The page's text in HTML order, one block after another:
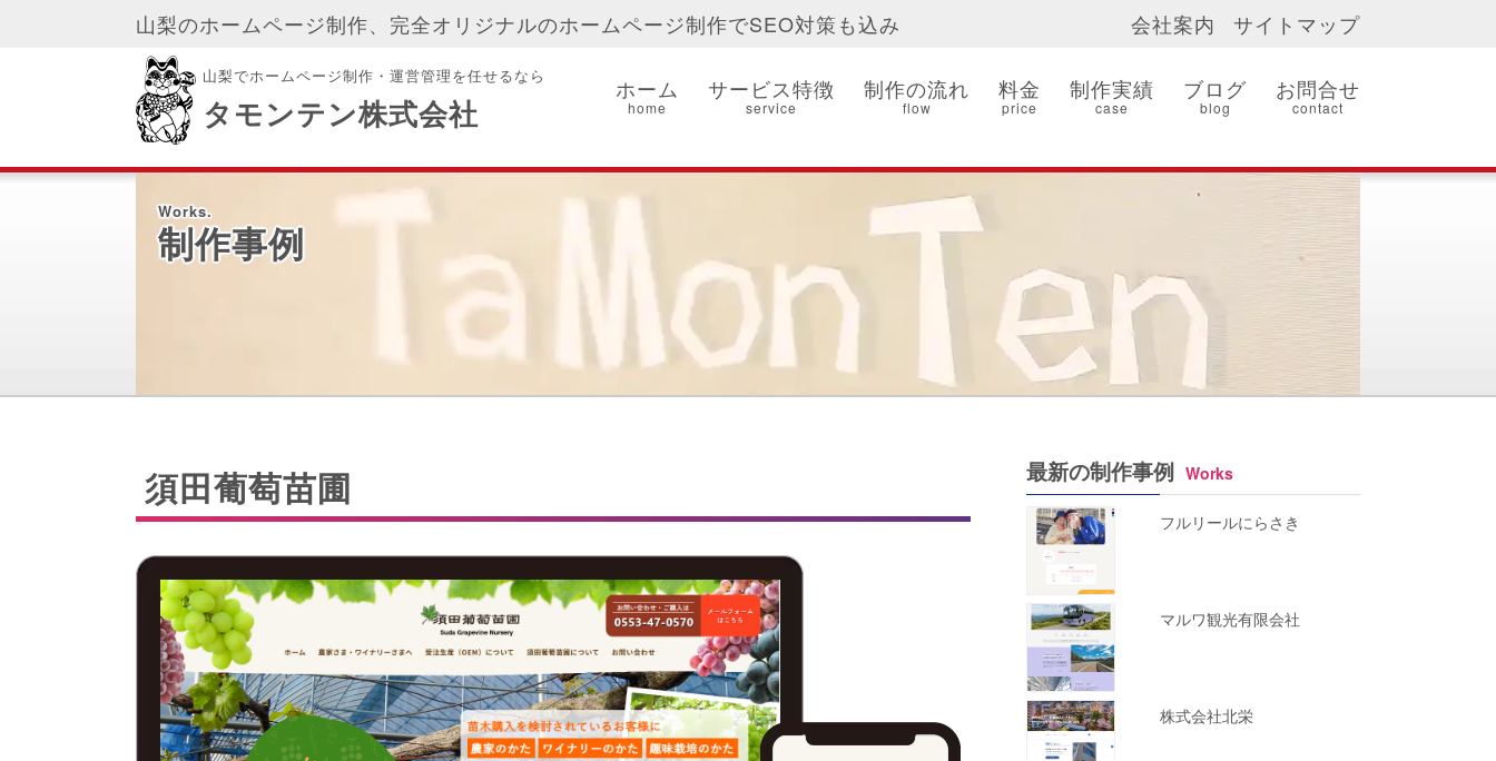
山梨のホームページ制作、完全オリジナルのホームページ制作でSEO対策も込み 会社案内 サイトマップ
山梨でホームページ制作・運営管理を任せるなら
タモンテン株式会社
ホーム
home
サービス特徴
service
制作の流れ
flow
料金
price
制作実績
case
ブログ
blog
お問合せ
contact
Works.
制作事例
須田葡萄苗圃 最新の制作事例 Works
フルリールにらさき
マルワ観光有限会社
株式会社北栄